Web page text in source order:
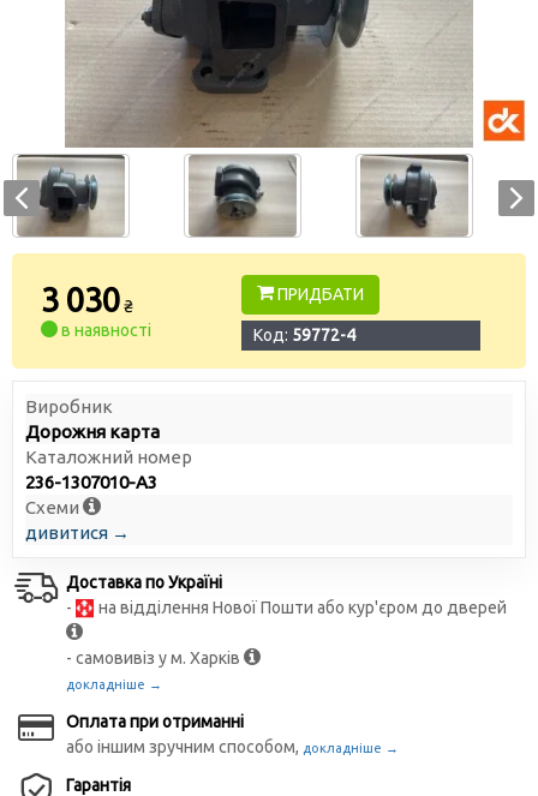
3 030₴
в наявності
ПРИДБАТИ
Код: 59772-4
Виробник
Дорожня карта
Каталожний номер
236-1307010-А3
Схеми
дивитися →
Доставка по Україні
-
на відділення Нової Пошти або кур'єром до дверей
- самовивіз у м. Харків
докладніше →
Оплата при отриманні
або іншим зручним способом, докладніше →
Гарантія